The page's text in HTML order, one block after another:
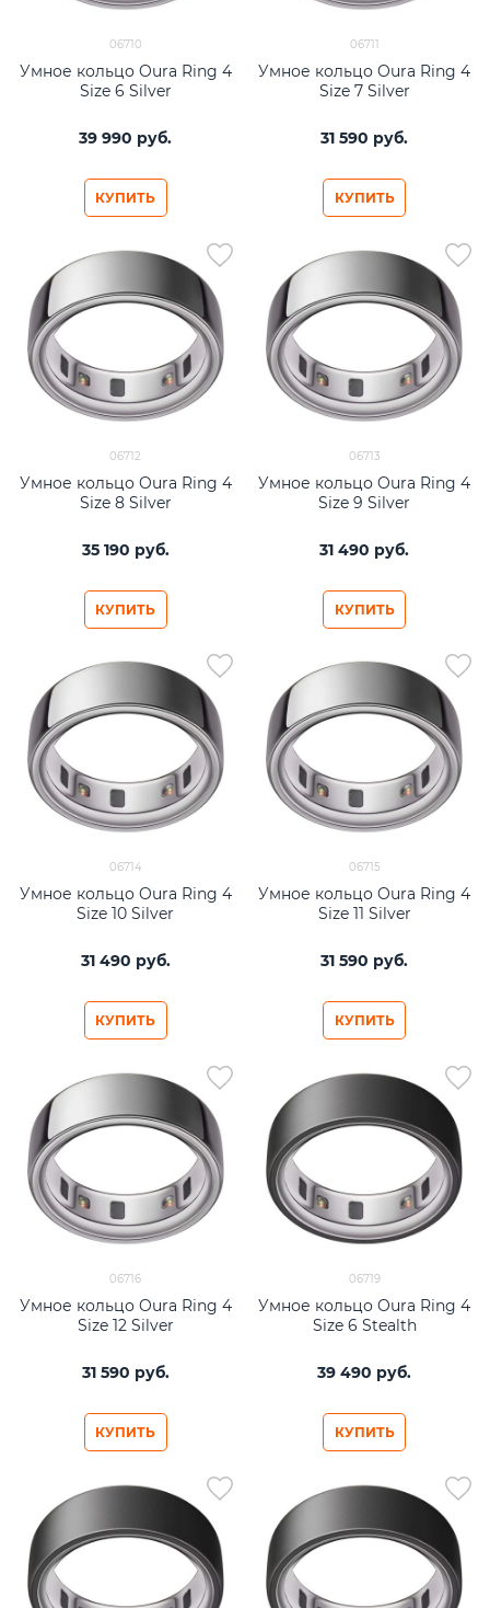
06710
Умное кольцо Oura Ring 4
Size 6 Silver
39 990 руб.
КУПИТЬ
06711
Умное кольцо Oura Ring 4
Size 7 Silver
31 590 руб.
КУПИТЬ
06712
Умное кольцо Oura Ring 4
Size 8 Silver
35 190 руб.
КУПИТЬ
06713
Умное кольцо Oura Ring 4
Size 9 Silver
31 490 руб.
КУПИТЬ
06714
Умное кольцо Oura Ring 4
Size 10 Silver
31 490 руб.
КУПИТЬ
06715
Умное кольцо Oura Ring 4
Size 11 Silver
31 590 руб.
КУПИТЬ
06716
Умное кольцо Oura Ring 4
Size 12 Silver
31 590 руб.
КУПИТЬ
06719
Умное кольцо Oura Ring 4
Size 6 Stealth
39 490 руб.
КУПИТЬ